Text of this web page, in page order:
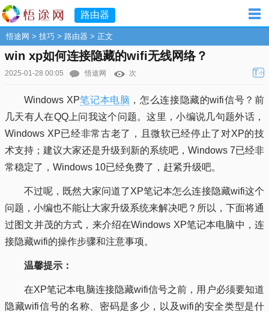
路由器
悟途网 > 技巧 > 路由器 > 正文
win xp如何连接隐藏的wifi无线网络？
2025-01-28 00:05 悟途网 次 T小
Windows XP笔记本电脑 ，怎么连接隐藏的wifi信号？前
几天有人在QQ上问我这个问题。这里，小编说几句题外话，
Windows XP已经非常古老了，且微软已经停止了对XP的技
术支持；建议大家还是升级到新的系统吧，Windows 7已经非
常稳定了，Windows 10已经免费了，赶紧升级吧。
不过呢，既然大家问道了XP笔记本怎么连接隐藏wifi这个
问题，小编也不能让大家升级系统来解决吧？所以，下面将通
过图文并茂的方式，来介绍在Windows XP笔记本电脑中，连
接隐藏wifi的操作步骤和注意事项。
温馨提示：
在XP笔记本电脑连接隐藏wifi信号之前，用户必须要知道
隐藏wifi信号的名称、密码是多少，以及wifi的安全类型是什